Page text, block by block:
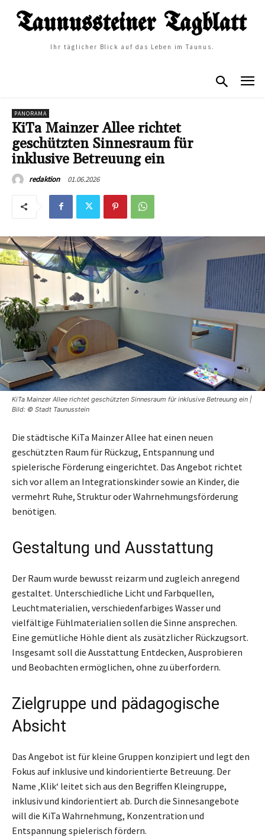
Ihr täglicher Blick auf das Leben im Taunus.
PANORAMA
KiTa Mainzer Allee richtet
geschützten Sinnesraum für
inklusive Betreuung ein
redaktion 01.06.2026
KiTa Mainzer Allee richtet geschützten Sinnesraum für inklusive Betreuung ein |
Bild: © Stadt Taunusstein
Die städtische KiTa Mainzer Allee hat einen neuen
geschützten Raum für Rückzug, Entspannung und
spielerische Förderung eingerichtet. Das Angebot richtet
sich vor allem an Integrationskinder sowie an Kinder, die
vermehrt Ruhe, Struktur oder Wahrnehmungsförderung
benötigen.
Gestaltung und Ausstattung
Der Raum wurde bewusst reizarm und zugleich anregend
gestaltet. Unterschiedliche Licht und Farbquellen,
Leuchtmaterialien, verschiedenfarbiges Wasser und
vielfältige Fühlmaterialien sollen die Sinne ansprechen.
Eine gemütliche Höhle dient als zusätzlicher Rückzugsort.
Insgesamt soll die Ausstattung Entdecken, Ausprobieren
und Beobachten ermöglichen, ohne zu überfordern.
Zielgruppe und pädagogische
Absicht
Das Angebot ist für kleine Gruppen konzipiert und legt den
Fokus auf inklusive und kindorientierte Betreuung. Der
Name ‚Klik‘ leitet sich aus den Begriffen Kleingruppe,
inklusiv und kindorientiert ab. Durch die Sinnesangebote
will die KiTa Wahrnehmung, Konzentration und
Entspannung spielerisch fördern.